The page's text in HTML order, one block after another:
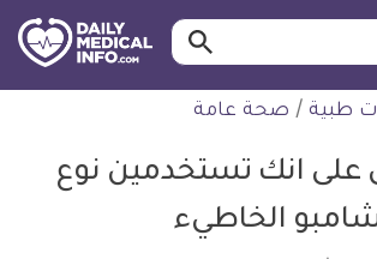
ابحث…
طبية / صحة عامة
على انك تستخدمين نوع
الخاطيء